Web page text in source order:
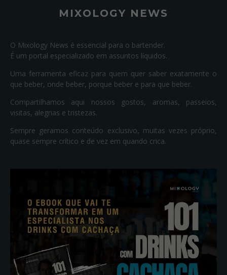
MIXOLOGY NEWS
O Mixology News é essencial para o bartender.
É um portal especializado em assuntos líquidos.
Uma ferramenta eficaz para quem quer saber exatamente o
que beber, onde beber, porque beber e para que beber.
Compartilhamos aqui nossos gostos, aromas, passeios,
visitas, alegrias e tristezas.
Sempre geramos conteúdo exclusivo, muitas vezes próprio,
quase sempre crítico e de vez em quando crica.